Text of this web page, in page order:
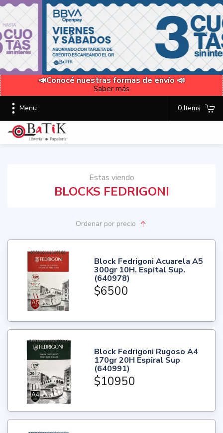
📣Conocé nuestras formas de envío 📣
Saber más
Menu 0 Items
Estas viendo
BLOCKS FEDRIGONI
Ordenarpor precio
Block Fedrigoni Acuarela A5
300gr 10H. Espital Sup.
(640978)
$6500
Block Fedrigoni Rugoso A4
170gr 20H Espiral Sup
(640991)
$10950